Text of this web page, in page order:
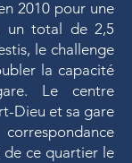
2010 pour une
un total de 2,5
le challenge
la capacité
Le centre
Dieu et sa gare
ce quartier le